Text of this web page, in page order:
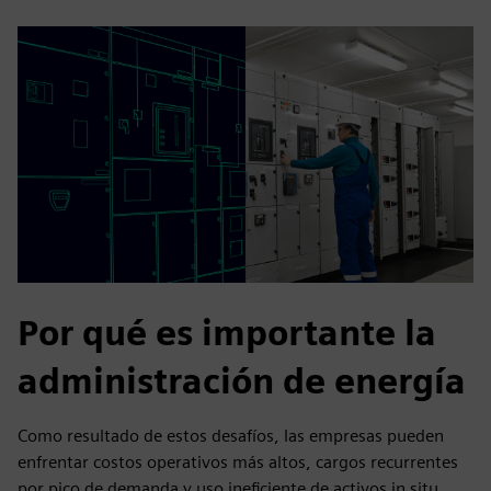
Por qué es importante la
administración de energía
Como resultado de estos desafíos, las empresas pueden
enfrentar costos operativos más altos, cargos recurrentes